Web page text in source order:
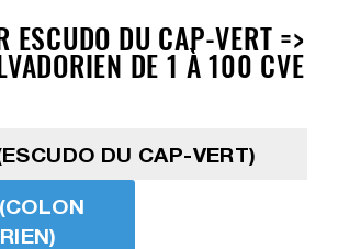
ESCUDO DU CAP-VERT =>
DE 1 À 100 CVE
DU CAP-VERT)